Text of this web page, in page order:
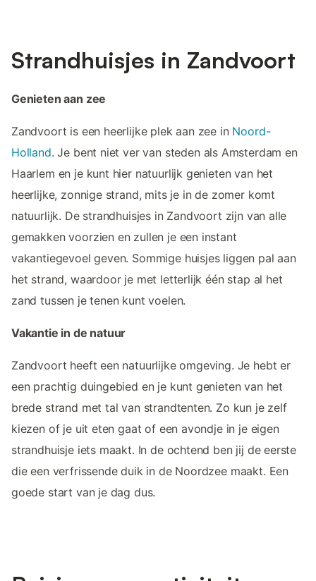
Strandhuisjes in Zandvoort
Genieten aan zee
Zandvoort is een heerlijke plek aan zee in Noord-
Holland. Je bent niet ver van steden als Amsterdam en
Haarlem en je kunt hier natuurlijk genieten van het
heerlijke, zonnige strand, mits je in de zomer komt
natuurlijk. De strandhuisjes in Zandvoort zijn van alle
gemakken voorzien en zullen je een instant
vakantiegevoel geven. Sommige huisjes liggen pal aan
het strand, waardoor je met letterlijk één stap al het
zand tussen je tenen kunt voelen.
Vakantie in de natuur
Zandvoort heeft een natuurlijke omgeving. Je hebt er
een prachtig duingebied en je kunt genieten van het
brede strand met tal van strandtenten. Zo kun je zelf
kiezen of je uit eten gaat of een avondje in je eigen
strandhuisje iets maakt. In de ochtend ben jij de eerste
die een verfrissende duik in de Noordzee maakt. Een
goede start van je dag dus.